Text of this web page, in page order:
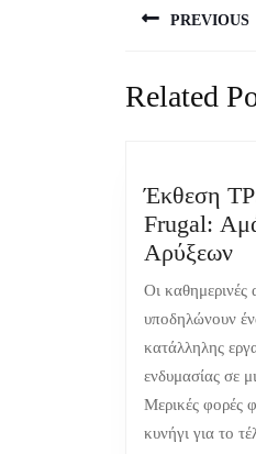
navigation
PREVIOUS
post:
Related
Έκθεση
Frugal:
Αρύξεων
Οι καθημερινές
υποδηλώνουν
κατάλληλης
ενδυμασίας σε
Μερικές φορές
κυνήγι για το